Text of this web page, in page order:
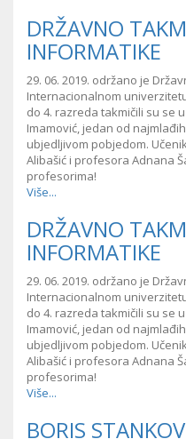
DRŽAVNO
INFORMATIKE
29. 06. 2019. održano je
Internacionalnom
do 4. razreda takmičili su se
Imamović, jedan od
ubjedljivom pobjedom.
Alibašić i profesora Adnana
profesorima!
Više...
DRŽAVNO
INFORMATIKE
29. 06. 2019. održano je
Internacionalnom
do 4. razreda takmičili su se
Imamović, jedan od
ubjedljivom pobjedom.
Alibašić i profesora Adnana
profesorima!
Više...
BORIS